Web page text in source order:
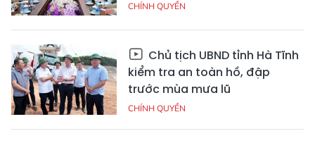
CHÍNH QUYỀN
Chủ tịch UBND tỉnh Hà Tĩnh
kiểm tra an toàn hồ, đập
trước mùa mưa lũ
CHÍNH QUYỀN